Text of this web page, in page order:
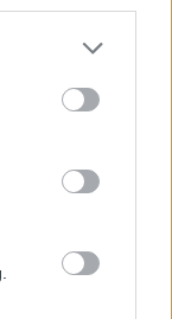
more Google
may click to
party tags to
below Google